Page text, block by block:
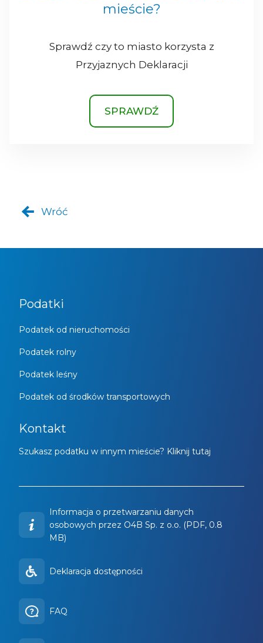
mieście?
Sprawdź czy to miasto korzysta z
Przyjaznych Deklaracji
SPRAWDŹ
Wróć
Podatki
Podatek od nieruchomości
Podatek rolny
Podatek leśny
Podatek od środków transportowych
Kontakt
Szukasz podatku w innym mieście? Kliknij tutaj
Informacja o przetwarzaniu danych
osobowych przez O4B Sp. z o.o. (PDF, 0.8
MB)
Deklaracja dostępności
FAQ